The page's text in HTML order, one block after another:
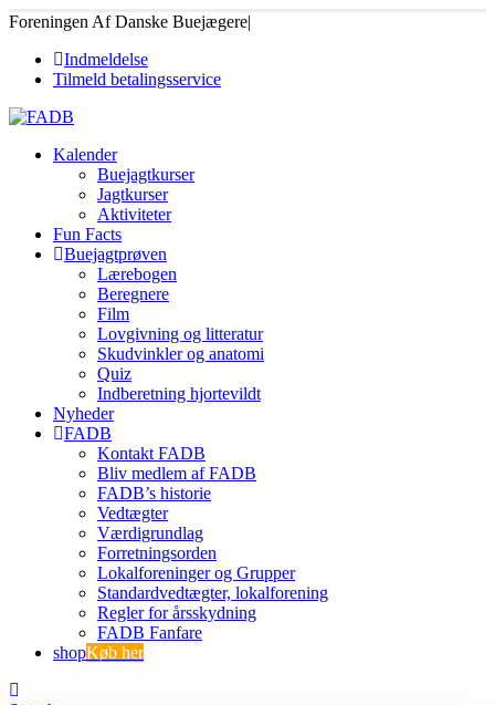
Foreningen Af Danske Buejægere|
Indmeldelse
Tilmeld betalingsservice
Kalender
Buejagtkurser
Jagtkurser
Aktiviteter
Fun Facts
Buejagtprøven
Lærebogen
Beregnere
Film
Lovgivning og litteratur
Skudvinkler og anatomi
Quiz
Indberetning hjortevildt
Nyheder
FADB
Kontakt FADB
Bliv medlem af FADB
FADB’s historie
Vedtægter
Værdigrundlag
Forretningsorden
Lokalforeninger og Grupper
Standardvedtægter, lokalforening
Regler for årsskydning
FADB Fanfare
shopKøb her